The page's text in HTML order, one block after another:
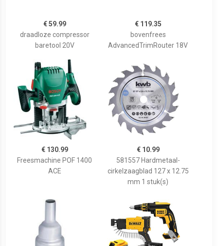
€ 59.99
draadloze compressor
baretool 20V
€ 119.35
bovenfrees
AdvancedTrimRouter 18V
€ 130.99
Freesmachine POF 1400
ACE
€ 10.99
581557 Hardmetaal-
cirkelzaagblad 127 x 12.75
mm 1 stuk(s)